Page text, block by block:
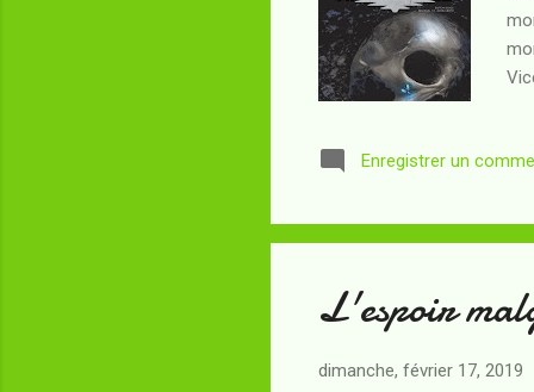
ne
Enregistrer un
L'espoir
dimanche, février 17, 2019